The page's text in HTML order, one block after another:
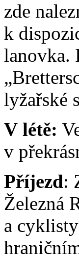
zde
k
lanovka.
lyžařské
V létě:
v
Příjezd:
Železná
a